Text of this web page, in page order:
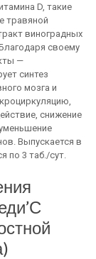
D, такие
травяной
виноградных
своему
—
синтез
мозга и
снижение
Выпускается в
по 3 таб./сут.